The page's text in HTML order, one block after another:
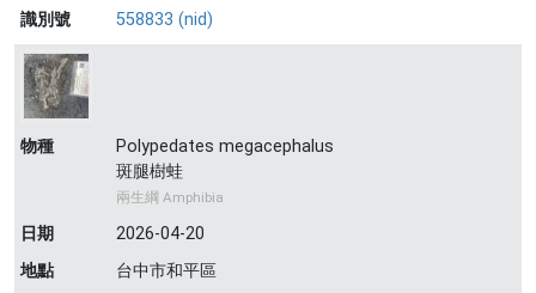
識別號
558833 (nid)
物種
Polypedates megacephalus
斑腿樹蛙
兩生綱 Amphibia
日期
2026-04-20
地點
台中市和平區